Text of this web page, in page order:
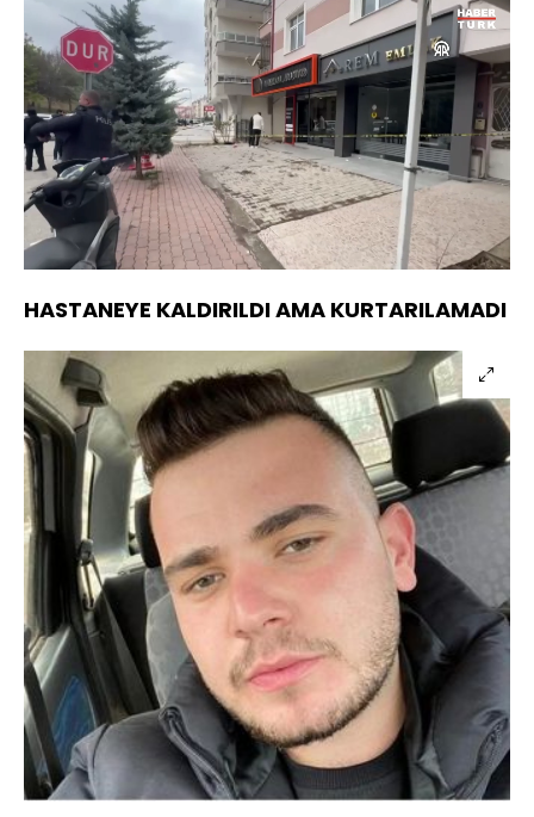
Sesi
Aç
Yüklendi :
44.37%
Oynatma
Hızı
HASTANEYE KALDIRILDI AMA KURTARILAMADI